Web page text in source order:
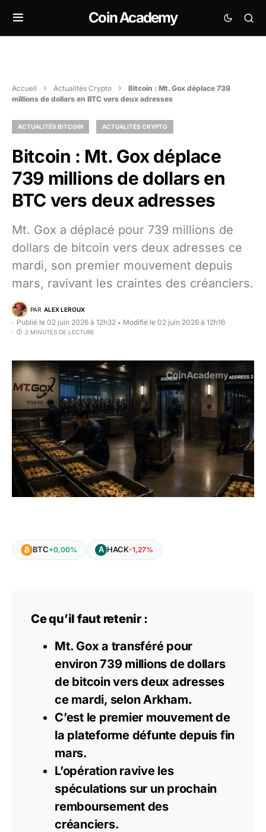
Coin Academy
Accueil Actualités Crypto
Bitcoin : Mt. Gox déplace 739
millions de dollars en BTC vers deux adresses
ACTUALITÉS BITCOIN ACTUALITÉS CRYPTO
Bitcoin : Mt. Gox déplace
739 millions de dollars en
BTC vers deux adresses
Mt. Gox a déplacé pour 739 millions de
dollars de bitcoin vers deux adresses ce
mardi, son premier mouvement depuis
mars, ravivant les craintes des créanciers.
PAR ALEX LEROUX
Publié le 02 juin 2026 à 12h32 • Modifié le 02 juin 2026 à 12h16
2 MINUTES DE LECTURE
BTC+0,00% HACK-1,27%
Ce qu’il faut retenir :
Mt. Gox a transféré pour
environ 739 millions de dollars
de bitcoin vers deux adresses
ce mardi, selon Arkham.
C’est le premier mouvement de
la plateforme défunte depuis fin
mars.
L’opération ravive les
spéculations sur un prochain
remboursement des
créanciers.